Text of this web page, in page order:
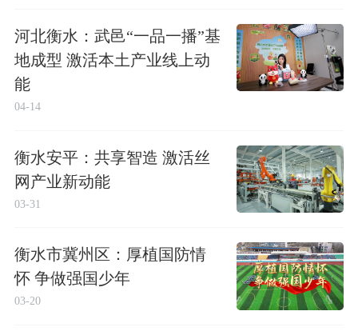
河北衡水：武邑“一品一播”基
地成型 激活本土产业线上动
能
04-14
衡水安平：共享智造 激活丝
网产业新动能
03-31
衡水市冀州区：厚植国防情
怀 争做强国少年
03-20